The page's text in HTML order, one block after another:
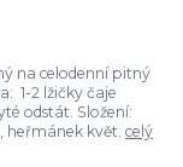
na celodenní pitný
1-2 lžičky čaje
odstát. Složení:
heřmánek květ. celý